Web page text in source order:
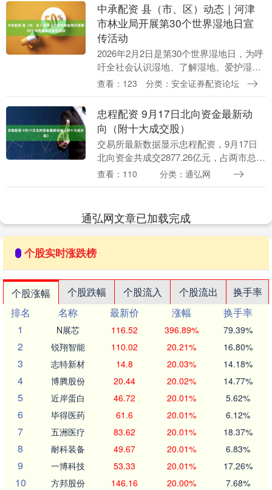
中承配资 县（市、区）动态｜河津
市林业局开展第30个世界湿地日宣
传活动
2026年2月2日是第30个世界湿地日，为呼
吁全社会认识湿地、了解湿地、爱护湿
地，积极参与湿地保护修复，2月1日以
知识”为....
查看：123 分类：安全证券配资论坛
忠程配资 9月17日北向资金最新动
向（附十大成交股）
交易所最新数据显示忠程配资，9月17日
北向资金共成交2877.26亿元，占两市总成
交额的12.11%。 工业富联、海光信息、寒
查看：110 分类：通弘网
通弘网文章已加载完成
个股实时涨跌榜
个股涨幅 个股跌幅 个股流入 个股流出
换手率
排名
名称 最新价 涨幅
换手率
1
N展芯 116.52 396.89% 79.39%
2 锐翔智能 110.02 20.21% 16.80%
3 志特新材 14.8 20.03% 14.18%
4 博腾股份 20.44 20.02% 14.77%
5 近岸蛋白 46.72 20.01% 5.62%
6 毕得医药 61.6 20.01% 6.12%
7 五洲医疗 83.62 20.01% 18.37%
8 耐科装备 49.67 20.01% 6.83%
9 一博科技 53.33 20.01% 17.26%
10 方邦股份 146.16 20.00% 7.68%